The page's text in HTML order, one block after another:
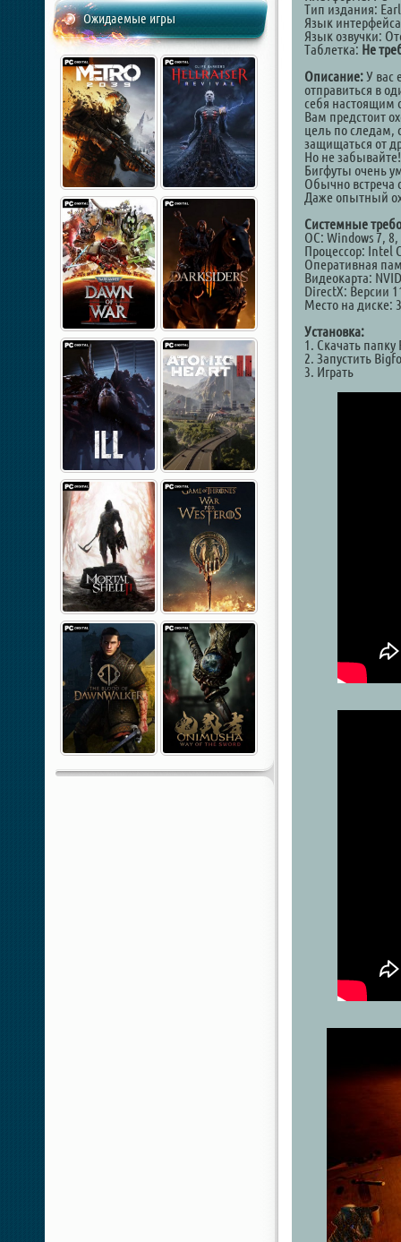
Ожидаемые игры
Тип издания:
Язык
Язык озвучки:
Таблетка: Не
Описание:У вас
отправиться в
себя настоящим
Вам предстоит
цель по следам,
защищаться от
Но не забывайте!
Бигфуты очень
Обычно встреча
Даже опытный
Системные
ОС: Windows 7,
Процессор: Intel
Оперативная
Видеокарта:
DirectX: Версии
Место на диске:
Установка:
1. Скачать
2. Запустить
3. Играть